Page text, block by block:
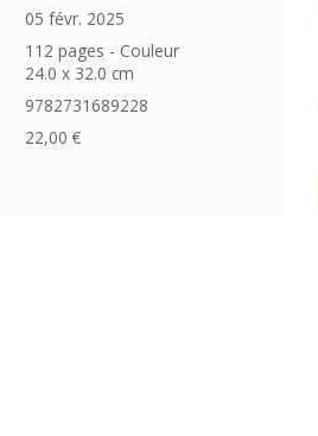
05 févr. 2025
112 pages - Couleur
24.0 x 32.0 cm
9782731689228
22,00 €